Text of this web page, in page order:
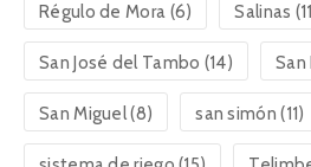
Régulo de Mora (6) Salinas
San José del Tambo (14) San
San Miguel(8) san simón (11)